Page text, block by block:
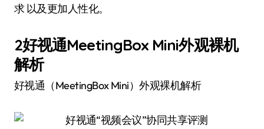
求 以及更加人性化。
2好视通MeetingBox Mini外观裸机
解析
好视通（MeetingBox Mini）外观裸机解析